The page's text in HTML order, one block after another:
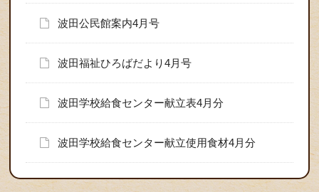
波田公民館案内4月号
波田福祉ひろばだより4月号
波田学校給食センター献立表4月分
波田学校給食センター献立使用食材4月分